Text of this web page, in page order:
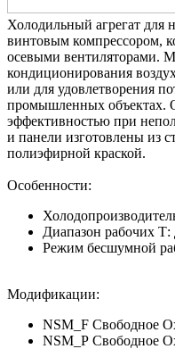
Холодильный агрегат для
винтовым компрессором,
осевыми вентиляторами.
кондиционирования
или для удовлетворения
промышленных объектах.
эффективностью при
и панели изготовлены из
полиэфирной краской.
Особенности:
Диапазон рабочих Т:
Режим бесшумной
Модификации:
NSM_F Свободное
NSM_Р Свободное